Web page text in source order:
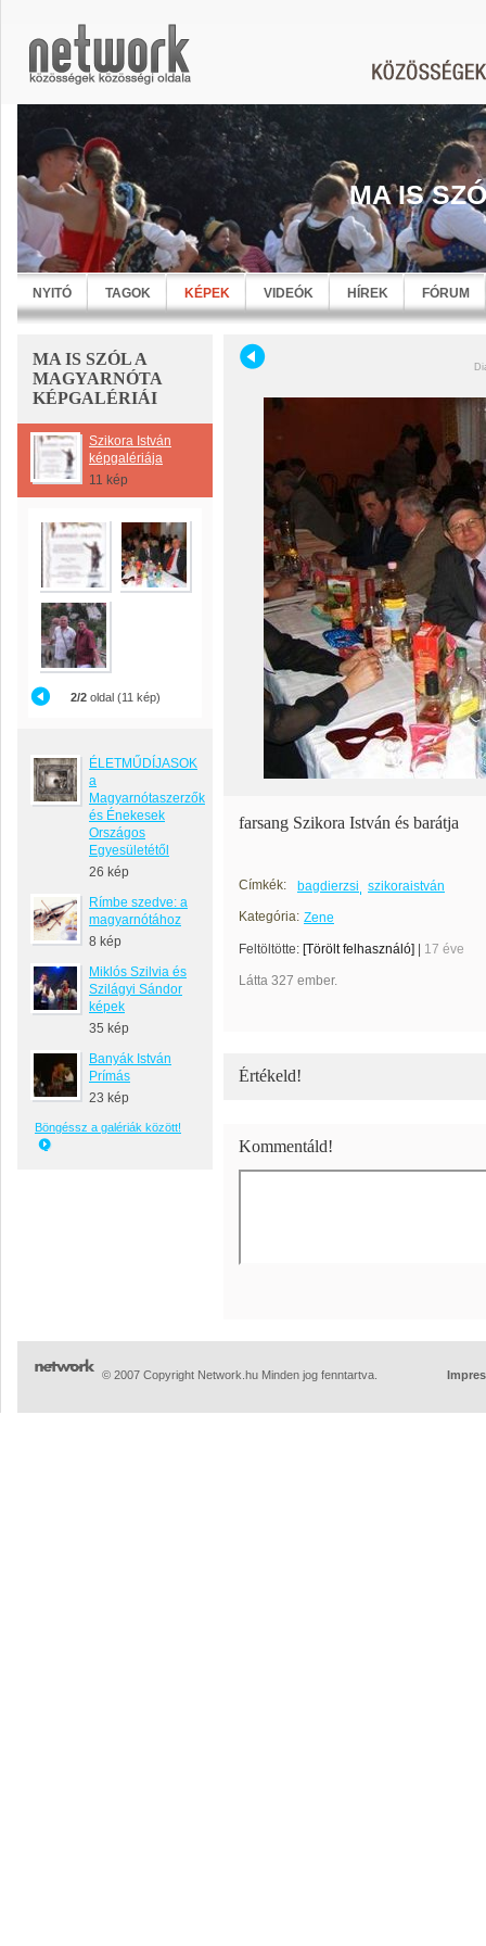
MA IS
NYITÓ TAGOK KÉPEK VIDEÓK HÍREK FÓRUM
MA IS SZÓL A
MAGYARNÓTA
KÉPGALÉRIÁI
Szikora István
képgalériája
11 kép
2/2oldal (11 kép)
ÉLETMŰDÍJASOK
a
Magyarnótaszerzők
és Énekesek
Országos
Egyesületétől
26 kép
Rímbe szedve: a
magyarnótához
8 kép
Miklós Szilvia és
Szilágyi Sándor
képek
35 kép
Banyák István
Prímás
23 kép
Böngéssz a galériák között!
farsang Szikora István és barátja
Címkék: bagdierzsi
szikoraistván
Kategória: Zene
Feltöltötte: [Törölt felhasználó] 17 éve
Látta 327 ember.
Értékeld!
Kommentáld!
© 2007 Copyright Network.hu Minden jog fenntartva.